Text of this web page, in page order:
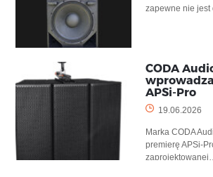
zapewne nie jest
CODA
APSi-Pro
19.06.2026
Marka CODA
premierę APSi-
zaprojektowanej…